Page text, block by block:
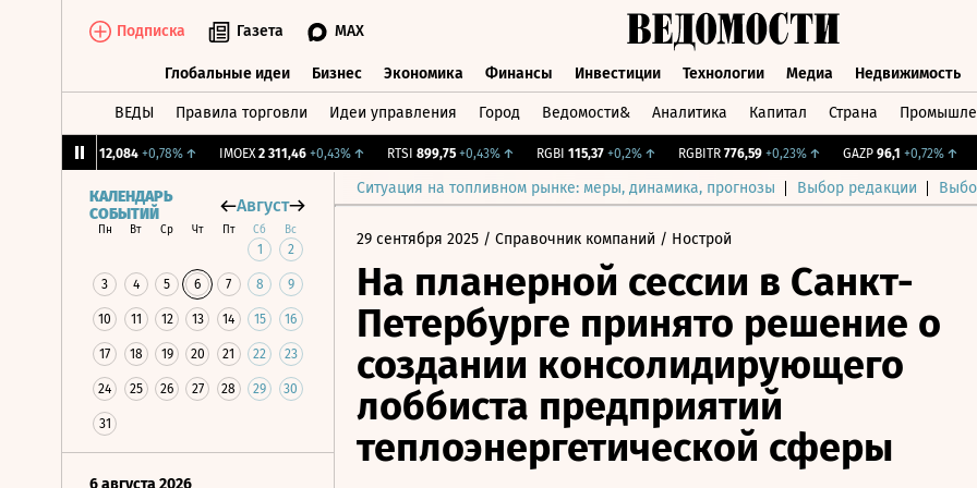
Подписка Газета MAX
Глобальные идеи Бизнес Экономика Финансы Инвестиции Технологии Медиа Недвижимость
ВЕДЫ Правила торговли Идеи управления Город Ведомости& Аналитика Капитал Страна
12,084 +0,78%↑ IMOEX 2 311,46 +0,43%↑ RTSI 899,75 +0,43%↑ RGBI 115,37 +0,2%↑ RGBITR 776,59 +0,23%↑ GAZP 96,1 +0,72%↑
Ситуация на топливном рынке: меры, динамика, прогнозы Выбор редакции
КАЛЕНДАРЬ
СОБЫТИЙ
Август
Пн Вт Ср Чт Пт Сб Вс
1 2
3 4 5 6 7 8 9
10 11 12 13 14 15 16
17 18 19 20 21 22 23
24 25 26 27 28 29 30
31
6 августа 2026
29 сентября 2025 / Справочник компаний / Нострой
На планерной сессии в Санкт-
Петербурге принято решение о
создании консолидирующего
лоббиста предприятий
теплоэнергетической сферы